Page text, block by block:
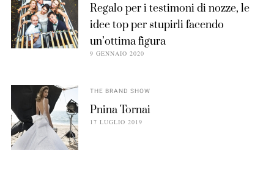
Regalo per i testimoni di nozze, le
idee top per stupirli facendo
un’ottima figura
9 GENNAIO 2020
THE BRAND SHOW
Pnina Tornai
17 LUGLIO 2019